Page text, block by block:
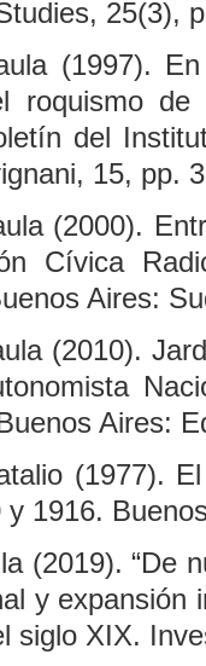
25(3),
(1997).
roquismo
del
15, pp.
(2000).
Cívica
Aires:
(2010).
Aires:
(1977).
y 1916.
(2019). “De
y expansión
siglo XIX.